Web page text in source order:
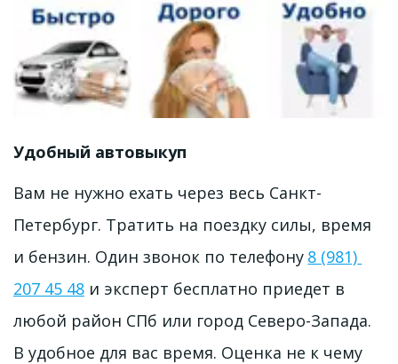
Удобный автовыкуп
Вам не нужно ехать через весь Санкт-
Петербург. Тратить на поездку силы, время
и бензин. Один звонок по телефону 8 (981)
207 45 48 и эксперт бесплатно приедет в
любой район СПб или город Северо-Запада.
В удобное для вас время. Оценка не к чему